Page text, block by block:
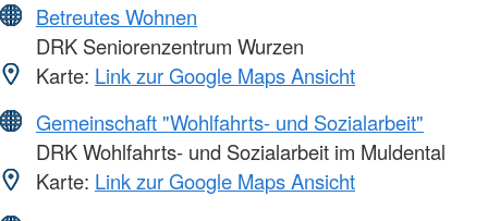
Betreutes Wohnen
DRK Seniorenzentrum Wurzen
Karte: Link zur Google Maps Ansicht
Gemeinschaft "Wohlfahrts- und Sozialarbeit"
DRK Wohlfahrts- und Sozialarbeit im Muldental
Karte: Link zur Google Maps Ansicht